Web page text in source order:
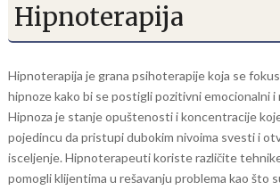
Hipnoterapija
Hipnoterapija je grana psihoterapije koja se
hipnoze kako bi se postigli pozitivni emocionalni
Hipnoza je stanje opuštenosti i koncentracije
pojedincu da pristupi dubokim nivoima svesti i
isceljenje. Hipnoterapeuti koriste različite
pomogli klijentima u rešavanju problema kao što